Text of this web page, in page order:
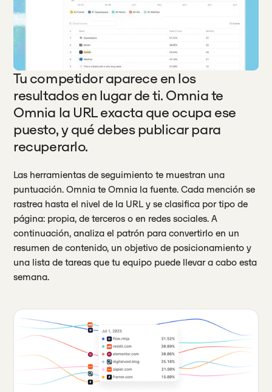
Tu competidor aparece en los
resultados en lugar de ti. Omnia te
Omnia la URL exacta que ocupa ese
puesto, y qué debes publicar para
recuperarlo.
Las herramientas de seguimiento te muestran una
puntuación. Omnia te Omnia la fuente. Cada mención se
rastrea hasta el nivel de la URL y se clasifica por tipo de
página: propia, de terceros o en redes sociales. A
continuación, analiza el patrón para convertirlo en un
resumen de contenido, un objetivo de posicionamiento y
una lista de tareas que tu equipo puede llevar a cabo esta
semana.